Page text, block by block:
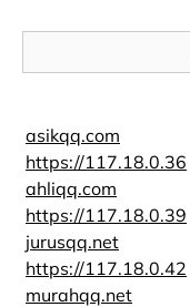
asikqq.com
https://117.18.0.36
ahliqq.com
https://117.18.0.39
jurusqq.net
https://117.18.0.42
murahqq.net